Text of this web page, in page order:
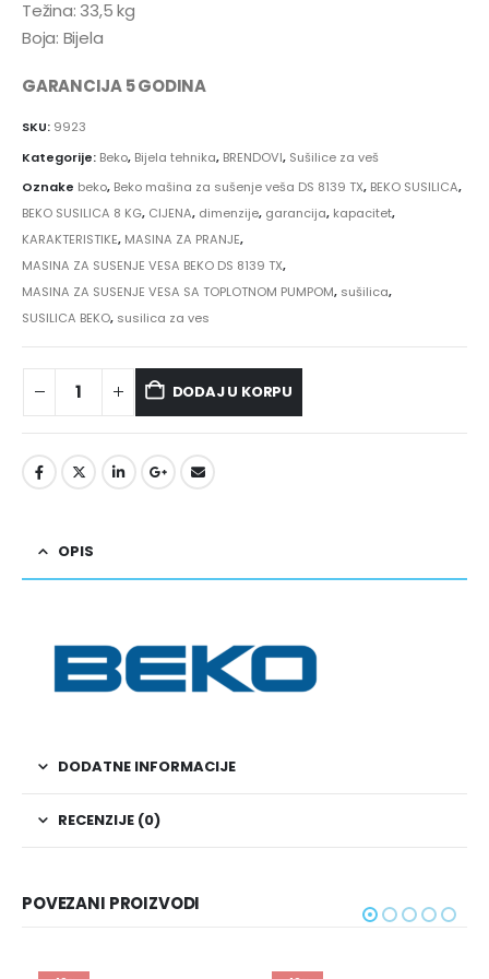
Težina: 33,5 kg
Boja: Bijela
GARANCIJA 5 GODINA
SKU: 9923
Kategorije: Beko, Bijela tehnika, BRENDOVI, Sušilice za veš
Oznake beko, Beko mašina za sušenje veša DS 8139 TX, BEKO SUSILICA,
BEKO SUSILICA 8 KG, CIJENA, dimenzije, garancija, kapacitet,
KARAKTERISTIKE, MASINA ZA PRANJE,
MASINA ZA SUSENJE VESA BEKO DS 8139 TX,
MASINA ZA SUSENJE VESA SA TOPLOTNOM PUMPOM, sušilica,
SUSILICA BEKO, susilica za ves
DODAJ U KORPU
OPIS
DODATNE INFORMACIJE
RECENZIJE (0)
POVEZANI PROIZVODI